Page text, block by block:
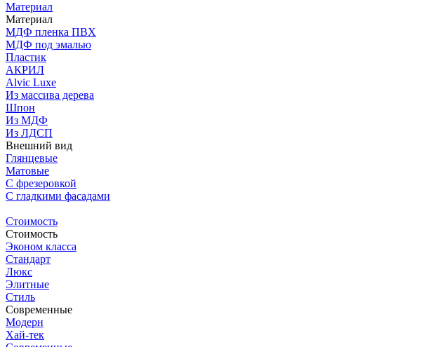
Материал
Материал
МДФ пленка ПВХ
МДФ под эмалью
Пластик
АКРИЛ
Alvic Luxe
Из массива дерева
Шпон
Из МДФ
Из ЛДСП
Внешний вид
Глянцевые
Матовые
С фрезеровкой
C гладкими фасадами
Стоимость
Стоимость
Эконом класса
Стандарт
Люкс
Элитные
Стиль
Современные
Модерн
Хай-тек